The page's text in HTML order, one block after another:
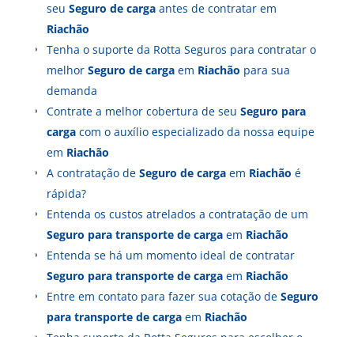
seu Seguro de cargaantes de contratar em
Riachão
Tenha o suporte da Rotta Seguros para contratar o
melhor Seguro de cargaem Riachão para sua
demanda
Contrate a melhor cobertura de seu Seguro para
cargacom o auxílio especializado da nossa equipe
em Riachão
A contratação de Seguro de cargaem Riachão é
rápida?
Entenda os custos atrelados a contratação de um
Seguro para transporte de cargaem Riachão
Entenda se há um momento ideal de contratar
Seguro para transporte de cargaem Riachão
Entre em contato para fazer sua cotação de Seguro
para transporte de cargaem Riachão